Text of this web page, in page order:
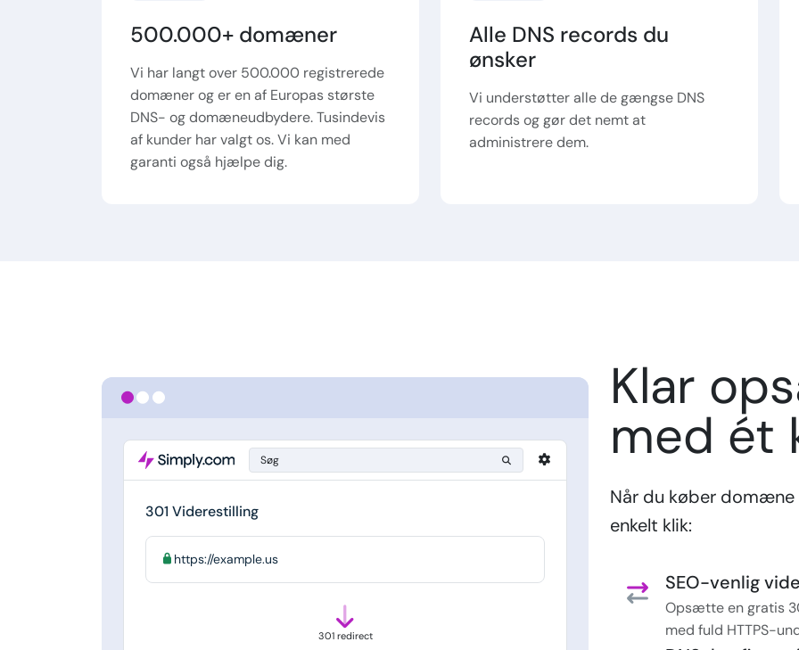
500.000+ domæner
Vi har langt over 500.000 registrerede
domæner og er en af Europas største
DNS- og domæneudbydere. Tusindevis
af kunder har valgt os. Vi kan med
garanti også hjælpe dig.
Alle DNS records du
ønsker
Vi understøtter alle de gængse DNS
records og gør det nemt at
administrere dem.
Søg
301 Viderestilling
https://example.us
301 redirect
Klar
med ét
Når du køber domæne
enkelt klik:
SEO-venlig
Opsætte en gratis
med fuld HTTPS-